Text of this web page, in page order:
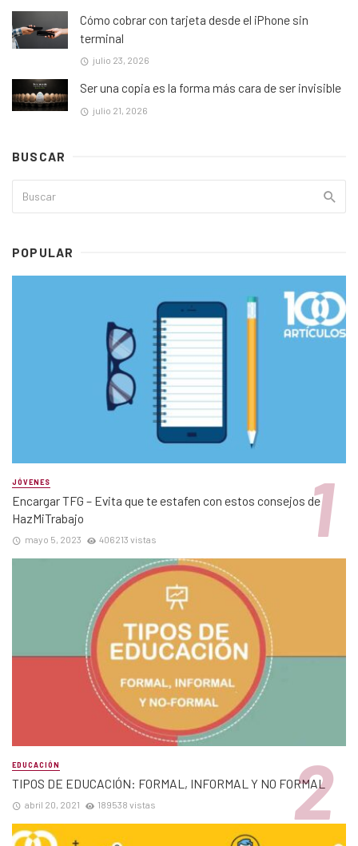
Cómo cobrar con tarjeta desde el iPhone sin
terminal
julio 23, 2026
Ser una copia es la forma más cara de ser invisible
julio 21, 2026
BUSCAR
POPULAR
JÓVENES
Encargar TFG – Evita que te estafen con estos consejos de
HazMiTrabajo
mayo 5, 2023 406213 vistas
EDUCACIÓN
TIPOS DE EDUCACIÓN: FORMAL, INFORMAL Y NO FORMAL
abril 20, 2021 189538 vistas